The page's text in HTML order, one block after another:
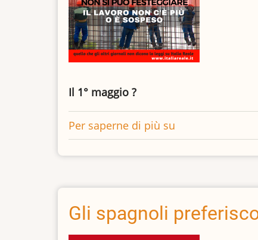
il
2
Giugno?
Il 1° maggio ?
Per saperne di più su
Maggio
2021
senza
lavoro
non
Gli spagnoli